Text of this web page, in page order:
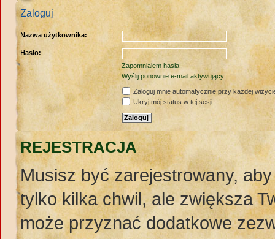
Zaloguj
Nazwa użytkownika:
Hasło:
Zapomniałem hasła
Wyślij ponownie e-mail aktywujący
Zaloguj mnie automatycznie przy każdej
Ukryj mój status w tej sesji
REJESTRACJA
Musisz być zarejestrowany,
tylko kilka chwil, ale zwiększa
może przyznać dodatkowe